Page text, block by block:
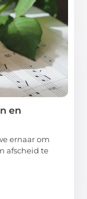
en
ernaar om
afscheid te